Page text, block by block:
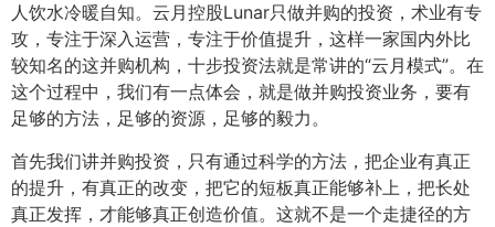
人饮水冷暖自知。云月控股Lunar只做并购的投资，术业有专
攻，专注于深入运营，专注于价值提升，这样一家国内外比
较知名的这并购机构，十步投资法就是常讲的“云月模式”。在
这个过程中，我们有一点体会，就是做并购投资业务，要有
足够的方法，足够的资源，足够的毅力。
首先我们讲并购投资，只有通过科学的方法，把企业有真正
的提升，有真正的改变，把它的短板真正能够补上，把长处
真正发挥，才能够真正创造价值。这就不是一个走捷径的方